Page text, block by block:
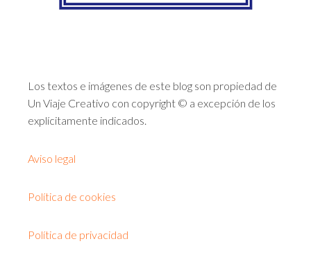
Los textos e imágenes de este blog son propiedad de
Un Viaje Creativo con copyright © a excepción de los
explícitamente indicados.
Aviso legal
Política de cookies
Política de privacidad